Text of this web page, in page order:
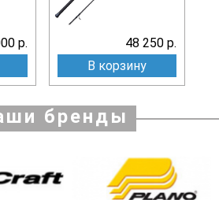
р.
48 250 р.
В корзину
бренды